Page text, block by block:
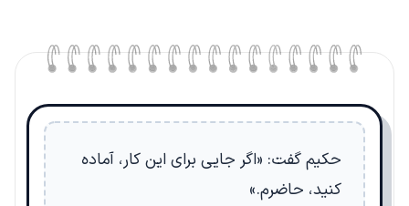
حکیم گفت: «اگر جایی برای این کار، آماده
کنید، حاضرم.»